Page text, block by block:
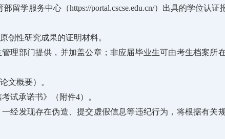
学服务中心（https://portal.cscse.edu.cn/）出具的学位认证
创性研究成果的证明材料。
理部门提供，并加盖公章；非应届毕业生可由考生档案所
文概要）。
试承诺书》（附件4）。
经发现存在伪造、提交虚假信息等违纪行为，将根据有关